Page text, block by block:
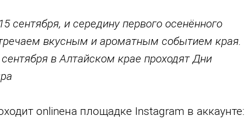
сентября, и середину первого осенённого
вкусным и ароматным событием края.
в Алтайском крае проходят Дни
onlineна площадке Instagram в аккаунте: